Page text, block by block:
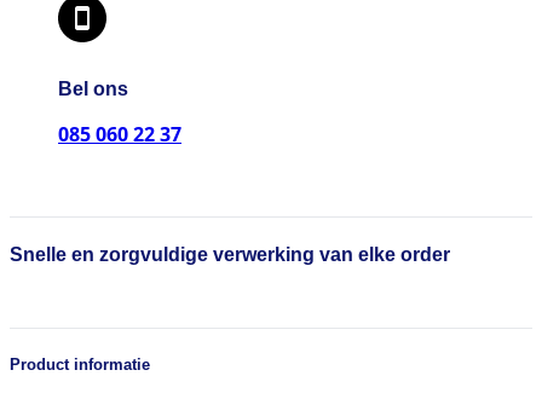
Bel ons
085 060 22 37
Snelle en zorgvuldige verwerking van elke order
Product informatie